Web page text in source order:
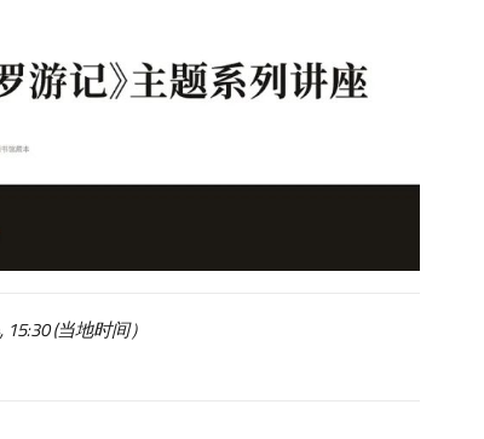
(当地时间）